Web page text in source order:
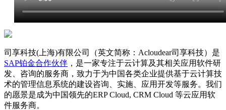
司享科技(上海)有限公司（英文简称：Acloudear司享科技）是
SAP铂金合作伙伴 ，是一家专注于云计算及其相关应用软件研
发、咨询的服务商，致力于为中国各类企业提供基于云计算技
术的管理信息系统的建设咨询、实施、应用开发等服务。我们
的愿景是成为中国领先的ERP Cloud, CRM Cloud 等云应用软
件服务商。